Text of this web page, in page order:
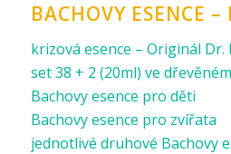
BACHOVY ESENCE –
krizová esence – Originál Dr.
set 38 + 2 (20ml) ve
Bachovy esence pro děti
Bachovy esence pro zvířata
jednotlivé druhové Bachovy